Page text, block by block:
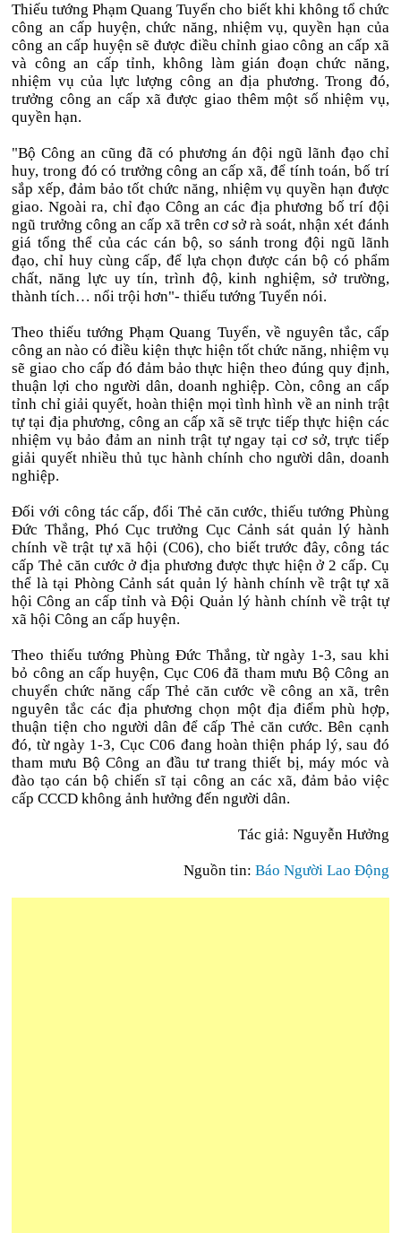
Thiếu tướng Phạm Quang Tuyển cho biết khi không tổ chức
công an cấp huyện, chức năng, nhiệm vụ, quyền hạn của
công an cấp huyện sẽ được điều chỉnh giao công an cấp xã
và công an cấp tỉnh, không làm gián đoạn chức năng,
nhiệm vụ của lực lượng công an địa phương. Trong đó,
trưởng công an cấp xã được giao thêm một số nhiệm vụ,
quyền hạn.
"Bộ Công an cũng đã có phương án đội ngũ lãnh đạo chỉ
huy, trong đó có trưởng công an cấp xã, để tính toán, bố trí
sắp xếp, đảm bảo tốt chức năng, nhiệm vụ quyền hạn được
giao. Ngoài ra, chỉ đạo Công an các địa phương bố trí đội
ngũ trưởng công an cấp xã trên cơ sở rà soát, nhận xét đánh
giá tổng thể của các cán bộ, so sánh trong đội ngũ lãnh
đạo, chỉ huy cùng cấp, để lựa chọn được cán bộ có phẩm
chất, năng lực uy tín, trình độ, kinh nghiệm, sở trường,
thành tích… nổi trội hơn"- thiếu tướng Tuyển nói.
Theo thiếu tướng Phạm Quang Tuyển, về nguyên tắc, cấp
công an nào có điều kiện thực hiện tốt chức năng, nhiệm vụ
sẽ giao cho cấp đó đảm bảo thực hiện theo đúng quy định,
thuận lợi cho người dân, doanh nghiệp. Còn, công an cấp
tỉnh chỉ giải quyết, hoàn thiện mọi tình hình về an ninh trật
tự tại địa phương, công an cấp xã sẽ trực tiếp thực hiện các
nhiệm vụ bảo đảm an ninh trật tự ngay tại cơ sở, trực tiếp
giải quyết nhiều thủ tục hành chính cho người dân, doanh
nghiệp.
Đối với công tác cấp, đổi Thẻ căn cước, thiếu tướng Phùng
Đức Thắng, Phó Cục trưởng Cục Cảnh sát quản lý hành
chính về trật tự xã hội (C06), cho biết trước đây, công tác
cấp Thẻ căn cước ở địa phương được thực hiện ở 2 cấp. Cụ
thể là tại Phòng Cảnh sát quản lý hành chính về trật tự xã
hội Công an cấp tỉnh và Đội Quản lý hành chính về trật tự
xã hội Công an cấp huyện.
Theo thiếu tướng Phùng Đức Thắng, từ ngày 1-3, sau khi
bỏ công an cấp huyện, Cục C06 đã tham mưu Bộ Công an
chuyển chức năng cấp Thẻ căn cước về công an xã, trên
nguyên tắc các địa phương chọn một địa điểm phù hợp,
thuận tiện cho người dân để cấp Thẻ căn cước. Bên cạnh
đó, từ ngày 1-3, Cục C06 đang hoàn thiện pháp lý, sau đó
tham mưu Bộ Công an đầu tư trang thiết bị, máy móc và
đào tạo cán bộ chiến sĩ tại công an các xã, đảm bảo việc
cấp CCCD không ảnh hưởng đến người dân.
Tác giả: Nguyễn Hưởng
Nguồn tin: Báo Người Lao Động